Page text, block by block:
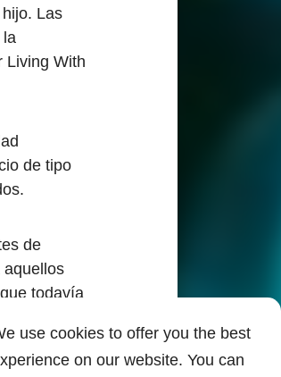
use cookies to offer you the best
on our website. You can
Las
Living With
de tipo
de
aquellos
todavía
a la